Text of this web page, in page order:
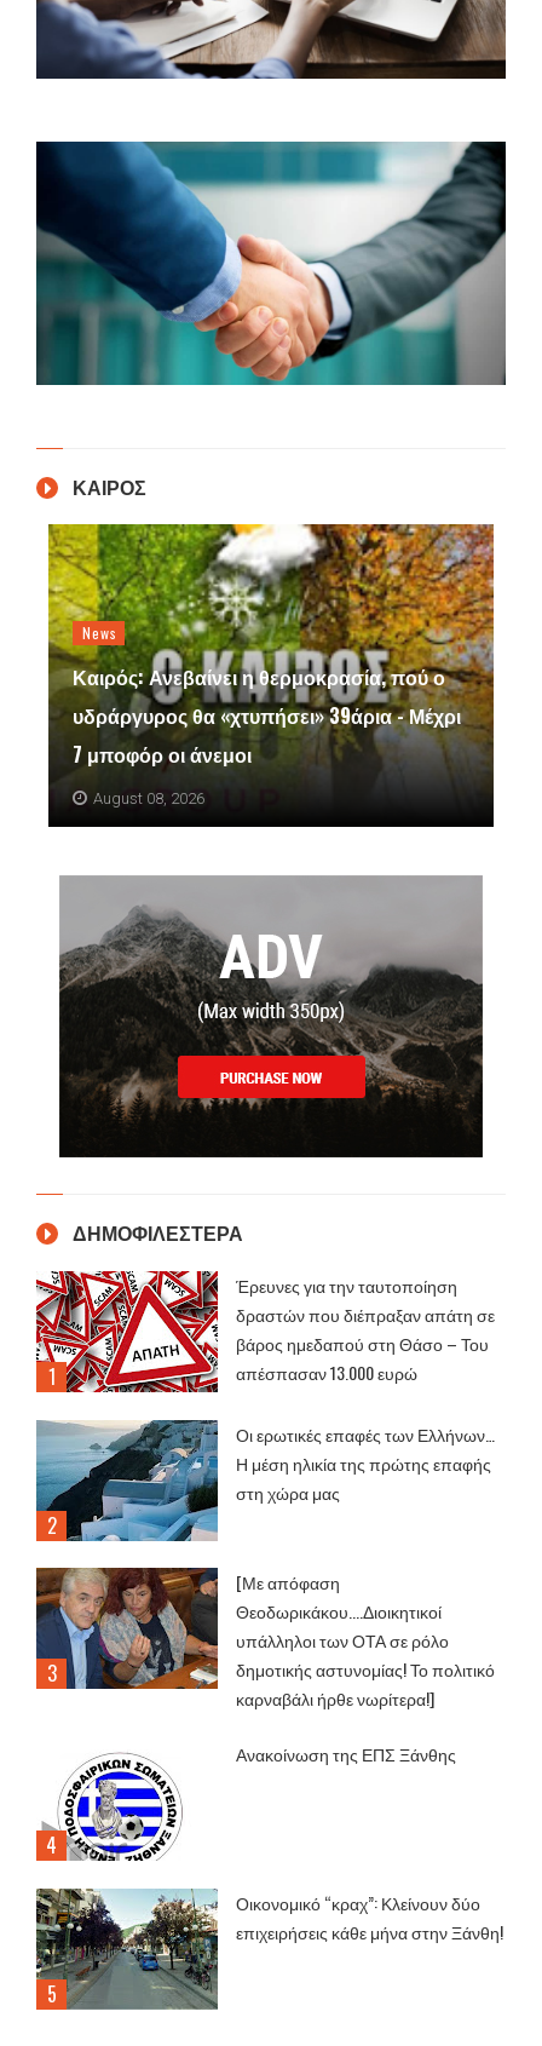
ΚΑΙΡΟΣ
News
Καιρός: Ανεβαίνει η θερμοκρασία, πού ο
υδράργυρος θα «χτυπήσει» 39άρια - Μέχρι
7 μποφόρ οι άνεμοι
August 08, 2026
ΔΗΜΟΦΙΛΕΣΤΕΡΑ
Έρευνες για την ταυτοποίηση
δραστών που διέπραξαν απάτη σε
βάρος ημεδαπού στη Θάσο – Του
απέσπασαν 13.000 ευρώ
Οι ερωτικές επαφές των Ελλήνων…
Η μέση ηλικία της πρώτης επαφής
στη χώρα μας
[Με απόφαση
Θεοδωρικάκου....Διοικητικοί
υπάλληλοι των ΟΤΑ σε ρόλο
δημοτικής αστυνομίας! Το πολιτικό
καρναβάλι ήρθε νωρίτερα!]
Ανακοίνωση της ΕΠΣ Ξάνθης
Οικονομικό “κραχ”: Κλείνουν δύο
επιχειρήσεις κάθε μήνα στην Ξάνθη!